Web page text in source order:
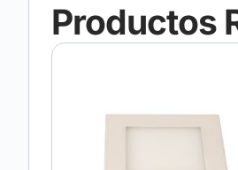
Productos